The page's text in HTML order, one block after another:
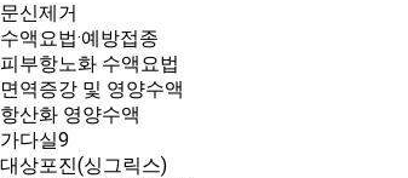
문신제거
수액요법·예방접종
피부항노화 수액요법
면역증강 및 영양수액
항산화 영양수액
가다실9
대상포진(싱그릭스)